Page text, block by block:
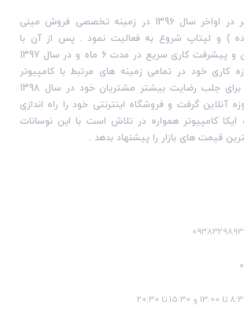
فروشگاه ایکا کامپیوتر در اواخر سال 1396 در زمینه تخصصی فروش مینی
) و لپتاپ شروع به فعالیت نمود . پس از آن با
استقبال بالای مشتریان و پیشرفت کاری سریع در مدت 6 ماه و در سال 1397
کاری خود در تمامی زمینه های مرتبط با کامپیوتر
کردیم . ایکا کامپیوتر برای جلب رضایت بیشتر مشتریان خود در سال 1398
آنلاین گرفت و فروشگاه اینترنتی خود را راه اندازی
کامپیوتر همواره در تلاش است با این نوسانات
قیمت های بازار را پیشنهاد بدهد .